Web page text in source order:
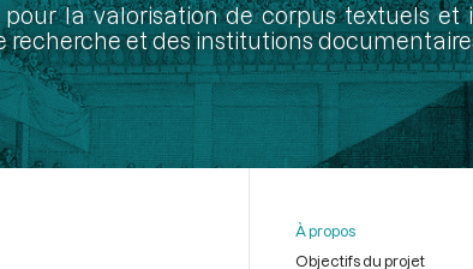
la valorisation de corpus textuels
et des institutions
À propos
Objectifs du projet